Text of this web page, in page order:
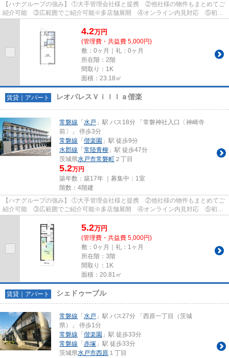
【ハナグループの強み】 ①大手管理会社様と提携 ②他社様の物件もまとめてご
紹介可能 ③広範囲でご紹介可能※多店舗展開 ④オンライン内見対応 ⑤初期
4.2万円
(管理費・共益費 5,000円)
敷：0ヶ月｜礼：0ヶ月
所在階：2階
間取り：1K
面積：23.18㎡
賃貸｜アパート レオパレスＶｉｌｌａ偕楽
常磐線 「 水戸 」駅 バス18分 「常磐神社入口〔神崎寺
前〕」 停歩3分
常磐線 「 偕楽園 」駅 徒歩9分
水郡線 「 常陸青柳 」駅 徒歩47分
茨城県水戸市常磐町 ２丁目
5.2万円
築年数：築17年 ｜募集中： 1室
階数：4階建
【ハナグループの強み】 ①大手管理会社様と提携 ②他社様の物件もまとめてご
紹介可能 ③広範囲でご紹介可能※多店舗展開 ④オンライン内見対応 ⑤初期
5.2万円
(管理費・共益費 5,000円)
敷：0ヶ月｜礼：1ヶ月
所在階：3階
間取り：1K
面積：20.81㎡
賃貸｜アパート シェドゥーブル
常磐線 「 水戸 」駅 バス27分 「西原一丁目（茨城
県）」 停歩1分
常磐線 「 偕楽園 」駅 徒歩33分
常磐線 「 赤塚 」駅 徒歩33分
茨城県水戸市西原 １丁目